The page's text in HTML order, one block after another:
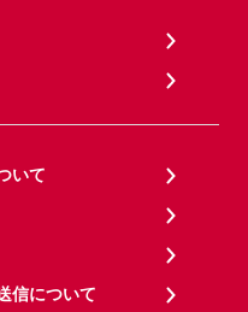
いて
信について